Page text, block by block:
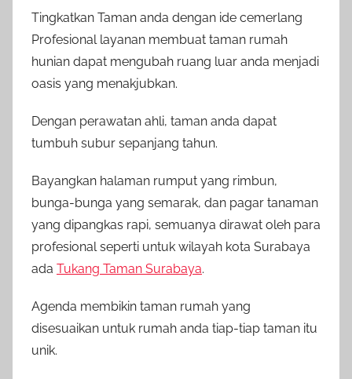
Tingkatkan Taman anda dengan ide cemerlang
Profesional layanan membuat taman rumah
hunian dapat mengubah ruang luar anda menjadi
oasis yang menakjubkan.
Dengan perawatan ahli, taman anda dapat
tumbuh subur sepanjang tahun.
Bayangkan halaman rumput yang rimbun,
bunga-bunga yang semarak, dan pagar tanaman
yang dipangkas rapi, semuanya dirawat oleh para
profesional seperti untuk wilayah kota Surabaya
ada Tukang Taman Surabaya.
Agenda membikin taman rumah yang
disesuaikan untuk rumah anda tiap-tiap taman itu
unik.